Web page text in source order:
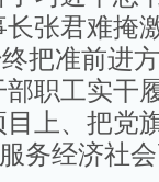
张君难掩
把准前进
职工实干
上、把党
务经济社